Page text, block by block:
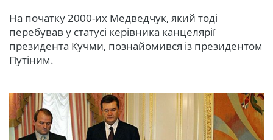
На початку 2000-их Медведчук, який тоді
перебував у статусі керівника канцелярії
президента Кучми, познайомився із президентом
Путіним.